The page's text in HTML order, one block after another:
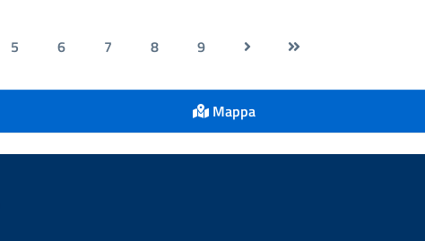
5 6 7 8 9
Mappa